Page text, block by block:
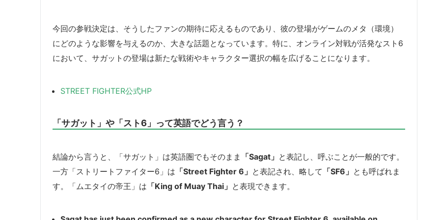
今回の参戦決定は、そうしたファンの期待に応えるものであり、彼の登場がゲームのメタ（環境）
にどのような影響を与えるのか、大きな話題となっています。特に、オンライン対戦が活発なスト6
において、サガットの登場は新たな戦術やキャラクター選択の幅を広げることになります。
STREET FIGHTER公式HP
「サガット」や「スト6」って英語でどう言う？
結論から言うと、「サガット」は英語圏でもそのまま 「Sagat」 と表記し、呼ぶことが一般的です。
一方「ストリートファイター6」は 「Street Fighter 6」 と表記され、略して 「SF6」 とも呼ばれま
す。「ムエタイの帝王」は 「King of Muay Thai」 と表現できます。